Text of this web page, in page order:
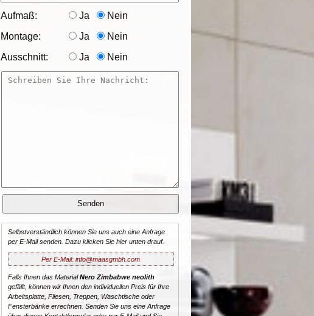
Aufmaß: Ja Nein
Montage: Ja Nein
Ausschnitt: Ja Nein
Selbstverständlich können Sie uns auch eine Anfrage
per E-Mail senden. Dazu klicken Sie hier unten drauf.
Per E-Mail: info@maasgmbh.com
Falls Ihnen das MaterialNero Zimbabwe neolith
gefällt, können wir Ihnen den individuellen Preis für Ihre
Arbeitsplatte, Fliesen, Treppen, Waschtische oder
Fensterbänke errechnen. Senden Sie uns eine Anfrage